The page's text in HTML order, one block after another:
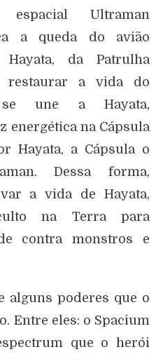
Ultraman
a queda do avião
da Patrulha
restaurar a vida do
se une a Hayata,
energética na Cápsula
Hayata, a Cápsula o
Dessa forma,
a vida de Hayata,
na Terra para
contra monstros e
alguns poderes que o
Entre eles: o Spacium
que o herói